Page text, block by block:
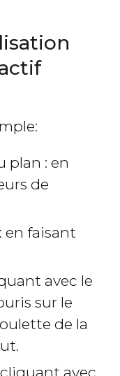
plan : en
de
en faisant
avec le
sur le
de la
avec